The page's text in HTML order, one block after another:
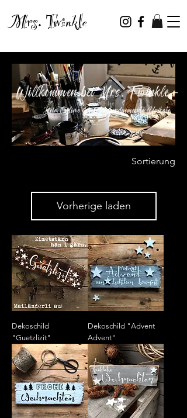
Mrs. Twinkle
Sortierung
Vorherige laden
Dekoschild
"Guetzlizit"
Dekoschild "Advent
Advent"
Willkommen bei Mrs. Twinkle -
Dein Online Shop für handgemachte Unikate